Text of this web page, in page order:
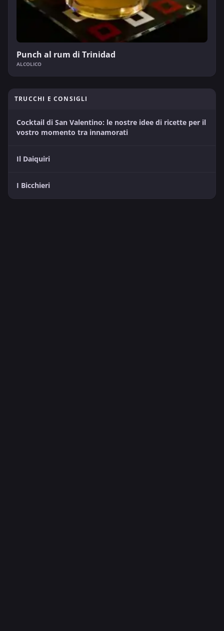
Punch al rum di Trinidad
ALCOLICO
TRUCCHI E CONSIGLI
Cocktail di San Valentino: le nostre idee di ricette per il
vostro momento tra innamorati
Il Daiquiri
I Bicchieri